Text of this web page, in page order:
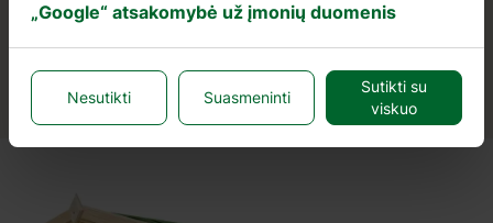
„Google“ atsakomybė už įmonių duomenis
Nesutikti Suasmeninti
Sutikti su
viskuo